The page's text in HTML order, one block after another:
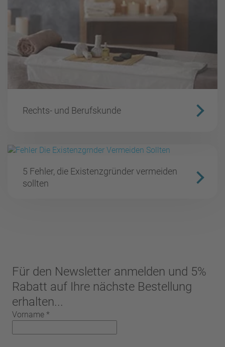
Rechts- und Berufskunde
5 Fehler, die Existenzgründer vermeiden
sollten
Für den Newsletter anmelden und 5%
Rabatt auf Ihre nächste Bestellung
erhalten...
Vorname *